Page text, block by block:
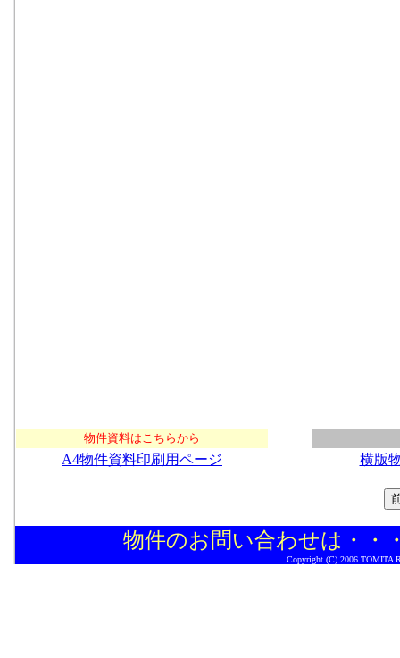
物件資料はこちらから
A4物件資料印刷用ページ 横版
物件のお問い合わせは・
Copyright (C) 2006 TOMITA